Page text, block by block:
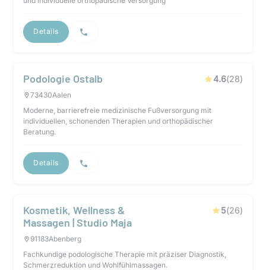
Details
Podologie Ostalb 4.6(28)
73430Aalen
Moderne, barrierefreie medizinische Fußversorgung mit
individuellen, schonenden Therapien und orthopädischer
Beratung.
Details
Kosmetik, Wellness &
Massagen | Studio Maja
5(26)
91183Abenberg
Fachkundige podologische Therapie mit präziser Diagnostik,
Schmerzreduktion und Wohlfühlmassagen.